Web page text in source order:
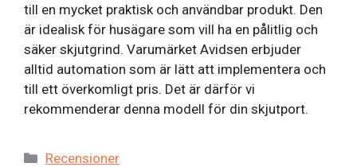
till en mycket praktisk och användbar produkt. Den
är idealisk för husägare som vill ha en pålitlig och
säker skjutgrind. Varumärket Avidsen erbjuder
alltid automation som är lätt att implementera och
till ett överkomligt pris. Det är därför vi
rekommenderar denna modell för din skjutport.
Kategorier
Recensioner